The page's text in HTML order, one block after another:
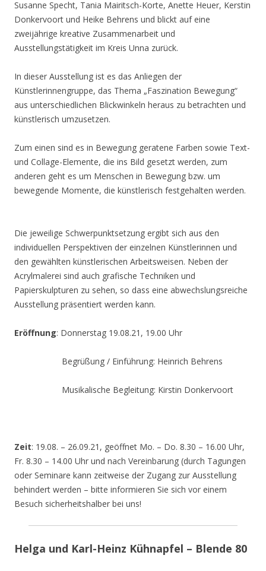
Susanne Specht, Tania Mairitsch-Korte, Anette Heuer, Kerstin
Donkervoort und Heike Behrens und blickt auf eine
zweijährige kreative Zusammenarbeit und
Ausstellungstätigkeit im Kreis Unna zurück.
In dieser Ausstellung ist es das Anliegen der
Künstlerinnengruppe, das Thema „Faszination Bewegung“
aus unterschiedlichen Blickwinkeln heraus zu betrachten und
künstlerisch umzusetzen.
Zum einen sind es in Bewegung geratene Farben sowie Text-
und Collage-Elemente, die ins Bild gesetzt werden, zum
anderen geht es um Menschen in Bewegung bzw. um
bewegende Momente, die künstlerisch festgehalten werden.
Die jeweilige Schwerpunktsetzung ergibt sich aus den
individuellen Perspektiven der einzelnen Künstlerinnen und
den gewählten künstlerischen Arbeitsweisen. Neben der
Acrylmalerei sind auch grafische Techniken und
Papierskulpturen zu sehen, so dass eine abwechslungsreiche
Ausstellung präsentiert werden kann.
Eröffnung: Donnerstag 19.08.21, 19.00 Uhr
Begrüßung / Einführung: Heinrich Behrens
Musikalische Begleitung: Kirstin Donkervoort
Zeit: 19.08. – 26.09.21, geöffnet Mo. – Do. 8.30 – 16.00 Uhr,
Fr. 8.30 – 14.00 Uhr und nach Vereinbarung (durch Tagungen
oder Seminare kann zeitweise der Zugang zur Ausstellung
behindert werden – bitte informieren Sie sich vor einem
Besuch sicherheitshalber bei uns!
Helga und Karl-Heinz Kühnapfel – Blende 80